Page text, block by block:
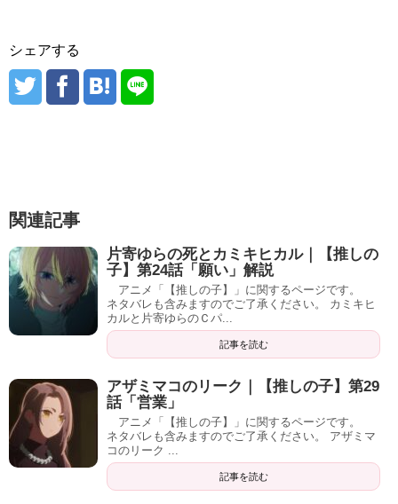
シェアする
関連記事
片寄ゆらの死とカミキヒカル｜【推しの
子】第24話「願い」解説
アニメ「【推しの子】」に関するページです。
ネタバレも含みますのでご了承ください。 カミキヒ
カルと片寄ゆらのＣパ...
記事を読む
アザミマコのリーク｜【推しの子】第29
話「営業」
アニメ「【推しの子】」に関するページです。
ネタバレも含みますのでご了承ください。 アザミマ
コのリーク ...
記事を読む